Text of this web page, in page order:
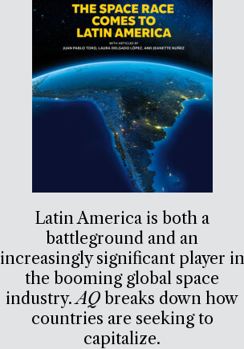
Latin America is both a
battleground and an
increasingly significant player in
the booming global space
industry.AQ breaks down how
countries are seeking to
capitalize.